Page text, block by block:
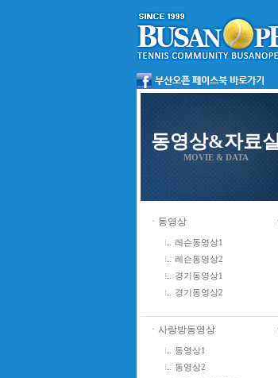
동영상&자료실
MOVIE & DATA
ㆍ동영상
레슨동영상1
레슨동영상2
경기동영상1
경기동영상2
ㆍ사랑방동영상
동영상1
동영상2